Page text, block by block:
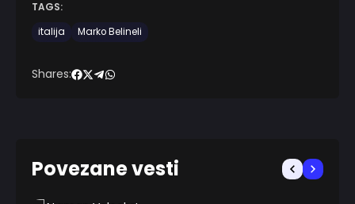
TAGS:
italija
Marko Belineli
Shares:
Povezane vesti